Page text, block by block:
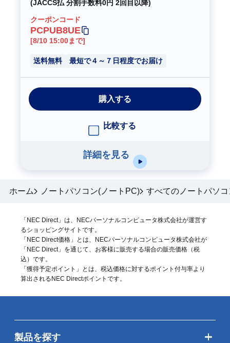
(JACCS払 分割手数料0円 2回目以降)
クーポンコード
PCPUB8UE
[8/10 15:00まで]
送料無料 最短で４～７日程度でお届け
購入する
比較する
詳細を見る
ホーム ノートパソコン(ノートPC) すべてのノートパソ
「NEC Direct」は、NECパーソナルコンピュータ株式会社が運営す
るショッピングサイトです。
「NEC Direct価格」とは、NECパーソナルコンピュータ株式会社が
「NEC Direct」を通じて、お客様に販売する場合の販売価格（税
込 ）です。
「獲得予定ポイント」とは、税込価格に対するポイント付与率より
算出されるNEC Directポイントです。
製品を探す